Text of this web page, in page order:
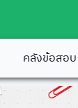
คลังข้อสอบ